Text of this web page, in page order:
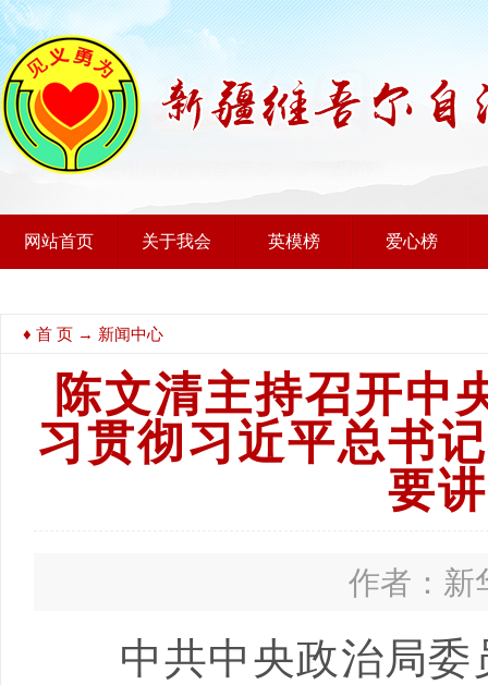
网站首页 关于我会 英模榜 爱心榜
♦ 首 页 → 新闻中心
陈文清主持召开中
习贯彻习近平总书
要
作者：
中共中央政治局委